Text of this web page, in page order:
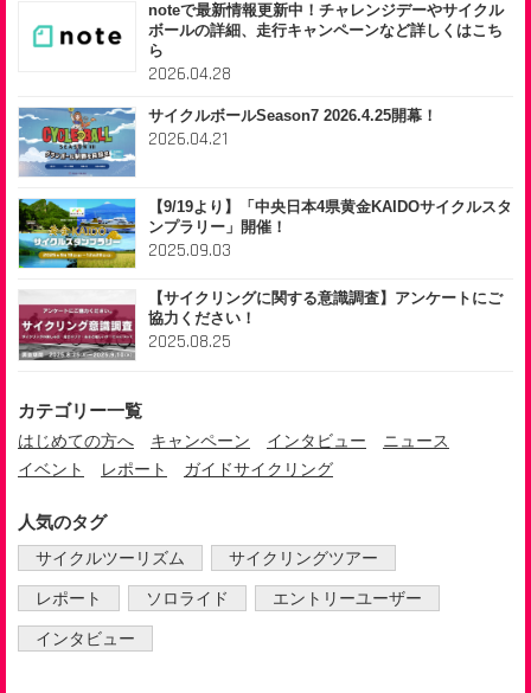
noteで最新情報更新中！チャレンジデーやサイクル
ボールの詳細、走行キャンペーンなど詳しくはこち
ら
2026.04.28
サイクルボールSeason7 2026.4.25開幕！
2026.04.21
【9/19より】「中央日本4県黄金KAIDOサイクルスタ
ンプラリー」開催！
2025.09.03
【サイクリングに関する意識調査】アンケートにご
協力ください！
2025.08.25
カテゴリー一覧
はじめての方へ キャンペーン インタビュー
ニュース
イベント
レポート ガイドサイクリング
人気のタグ
サイクルツーリズム サイクリングツアー
レポート ソロライド エントリーユーザー
インタビュー